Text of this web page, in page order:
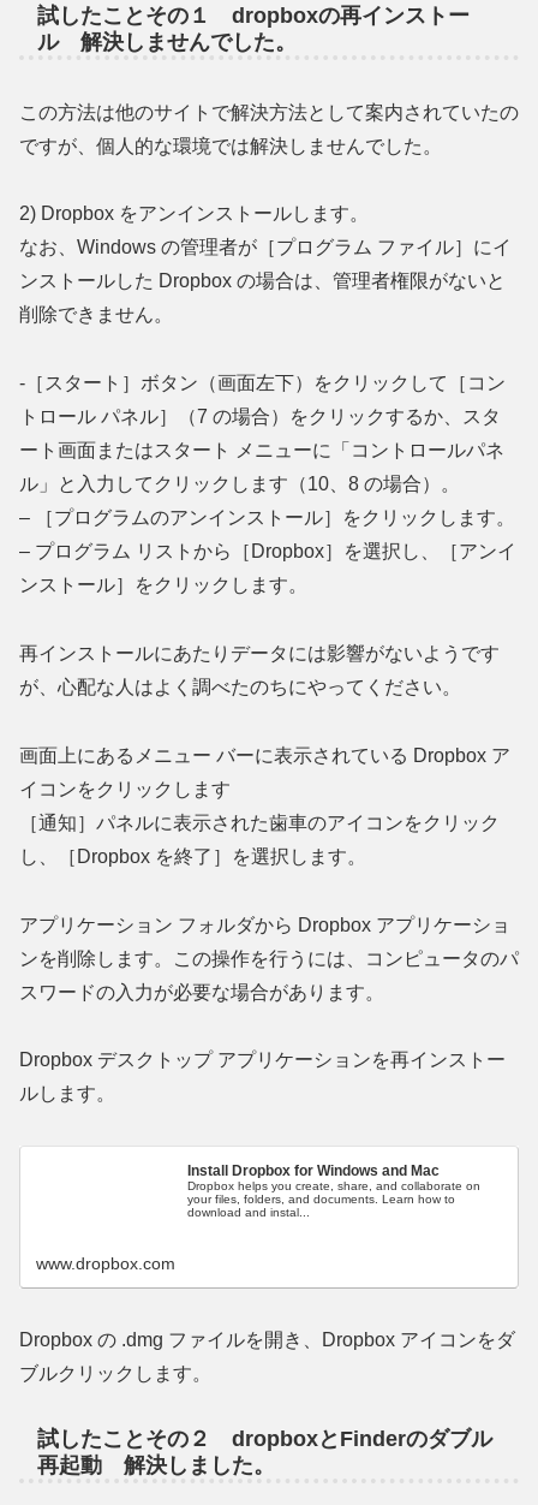
試したことその１ dropboxの再インストー
ル 解決しませんでした。
この方法は他のサイトで解決方法として案内されていたの
ですが、個人的な環境では解決しませんでした。
2) Dropbox をアンインストールします。
なお、Windows の管理者が［プログラム ファイル］にイ
ンストールした Dropbox の場合は、管理者権限がないと
削除できません。
-［スタート］ボタン（画面左下）をクリックして［コン
トロール パネル］（7 の場合）をクリックするか、スタ
ート画面またはスタート メニューに「コントロールパネ
ル」と入力してクリックします（10、8 の場合）。
– ［プログラムのアンインストール］をクリックします。
– プログラム リストから［Dropbox］を選択し、［アンイ
ンストール］をクリックします。
再インストールにあたりデータには影響がないようです
が、心配な人はよく調べたのちにやってください。
画面上にあるメニュー バーに表示されている Dropbox ア
イコンをクリックします
［通知］パネルに表示された歯車のアイコンをクリック
し、［Dropbox を終了］を選択します。
アプリケーション フォルダから Dropbox アプリケーショ
ンを削除します。この操作を行うには、コンピュータのパ
スワードの入力が必要な場合があります。
Dropbox デスクトップ アプリケーションを再インストー
ルします。
Install Dropbox for Windows and Mac
Dropbox helps you create, share, and collaborate on
your files, folders, and documents. Learn how to
download and instal...
www.dropbox.com
Dropbox の .dmg ファイルを開き、Dropbox アイコンをダ
ブルクリックします。
試したことその２ dropboxとFinderのダブル
再起動 解決しました。